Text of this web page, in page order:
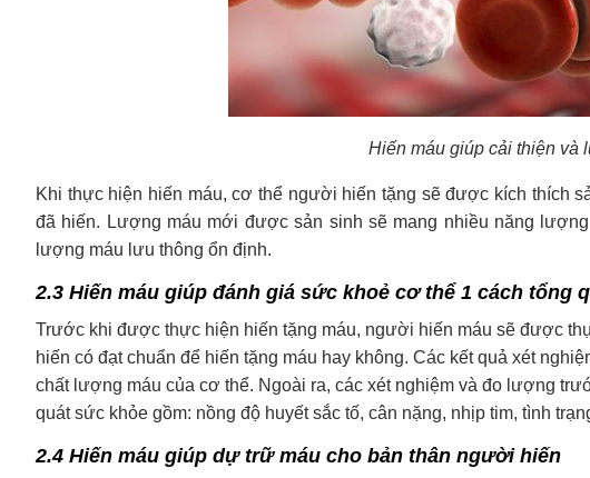
Hiến máu giúp cải thiện và
Khi thực hiện hiến máu, cơ thể người hiến tặng sẽ được kích thích
đã hiến. Lượng máu mới được sản sinh sẽ mang nhiều năng
lượng máu lưu thông ổn định.
2.3 Hiến máu giúp đánh giá sức khoẻ cơ thể 1 cách tổng
Trước khi được thực hiện hiến tặng máu, người hiến máu sẽ được
hiến có đạt chuẩn để hiến tặng máu hay không. Các kết quả xét
chất lượng máu của cơ thể. Ngoài ra, các xét nghiệm và đo lượng
quát sức khỏe gồm: nồng độ huyết sắc tố, cân nặng, nhịp tim, tình
2.4 Hiến máu giúp dự trữ máu cho bản thân người hiến